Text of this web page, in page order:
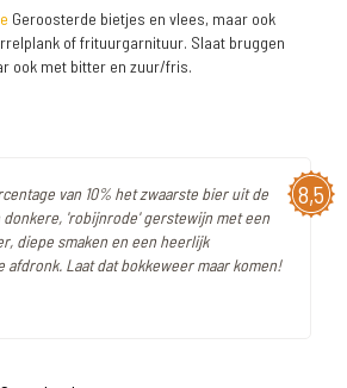
Geroosterde bietjes en vlees, maar ook
of frituurgarnituur. Slaat bruggen
ook met bitter en zuur/fris.
8,5
van 10% het zwaarste bier uit de
donkere, 'robijnrode' gerstewijn met een
diepe smaken en een heerlijk
afdronk. Laat dat bokkeweer maar komen!